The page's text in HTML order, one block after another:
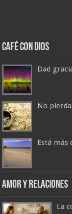
Café con Dios
Dad
No
Está más
Amor y Relaciones
La